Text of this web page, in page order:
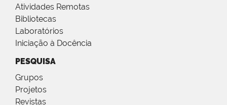
Atividades Remotas
Bibliotecas
Laboratórios
Iniciação à Docência
PESQUISA
Grupos
Projetos
Revistas